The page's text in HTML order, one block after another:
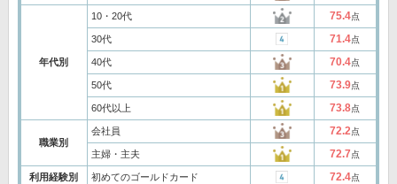
年代別
10・20代 75.4点
30代 71.4点
40代 70.4点
50代 73.9点
60代以上 73.8点
職業別
会社員 72.2点
主婦・主夫 72.7点
利用経験別 初めてのゴールドカード 72.4点